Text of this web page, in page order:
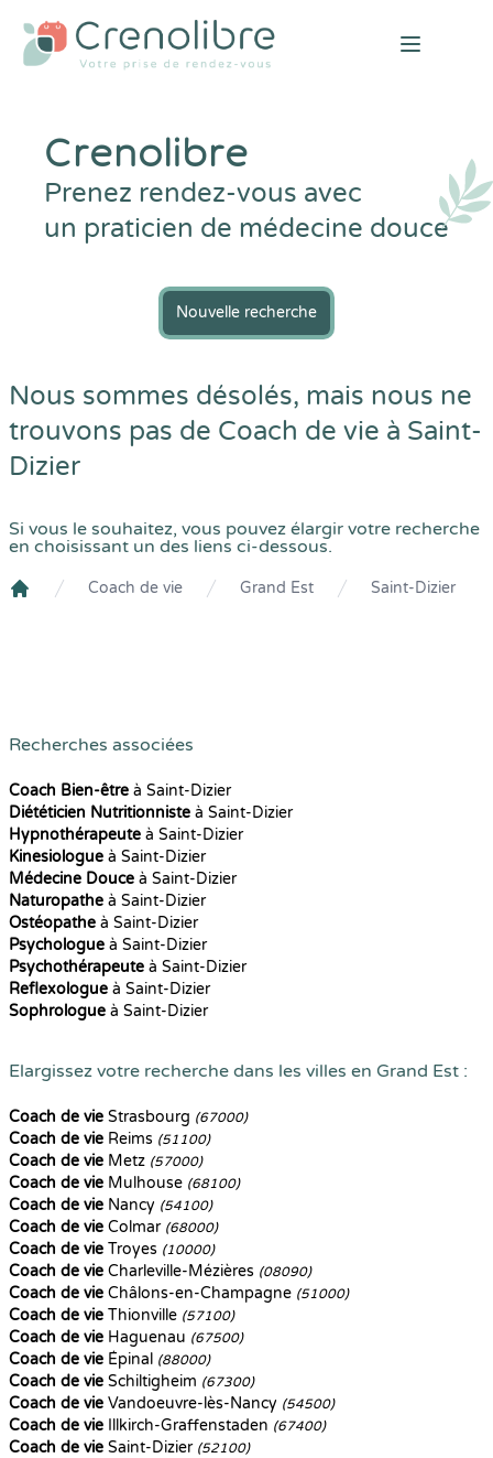
Open
Crenolibre
Prenez rendez-vous avec
un praticien de médecine douce
Nouvelle recherche
Nous sommes désolés, mais nous ne
trouvons pas de Coach de vie à Saint-
Dizier
Si vous le souhaitez, vous pouvez élargir votre recherche
en choisissant un des liens ci-dessous.
Coach de vie Grand Est Saint-Dizier
Recherches associées
Coach Bien-être à Saint-Dizier
Diététicien Nutritionniste à Saint-Dizier
Hypnothérapeute à Saint-Dizier
Kinesiologue à Saint-Dizier
Médecine Douce à Saint-Dizier
Naturopathe à Saint-Dizier
Ostéopathe à Saint-Dizier
Psychologue à Saint-Dizier
Psychothérapeute à Saint-Dizier
Reflexologue à Saint-Dizier
Sophrologue à Saint-Dizier
Elargissez votre recherche dans les villes en Grand Est :
Coach de vie Strasbourg (67000)
Coach de vie Reims (51100)
Coach de vie Metz (57000)
Coach de vie Mulhouse (68100)
Coach de vie Nancy (54100)
Coach de vie Colmar (68000)
Coach de vie Troyes (10000)
Coach de vie Charleville-Mézières (08090)
Coach de vie Châlons-en-Champagne (51000)
Coach de vie Thionville (57100)
Coach de vie Haguenau (67500)
Coach de vie Épinal (88000)
Coach de vie Schiltigheim (67300)
Coach de vie Vandoeuvre-lès-Nancy (54500)
Coach de vie Illkirch-Graffenstaden (67400)
Coach de vie Saint-Dizier (52100)